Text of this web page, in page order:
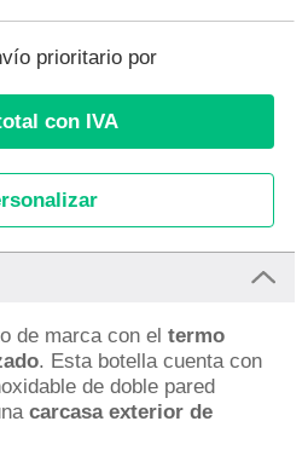
prioritario por
con IVA
de marca con eltermo
. Esta botella cuenta con
de doble pared
carcasa exterior de